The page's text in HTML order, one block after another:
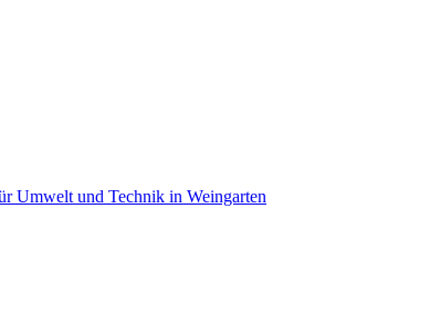
Umwelt und Technik in Weingarten